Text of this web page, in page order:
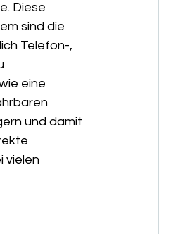
Diese
sind die
Telefon-,
eine
und damit
vielen